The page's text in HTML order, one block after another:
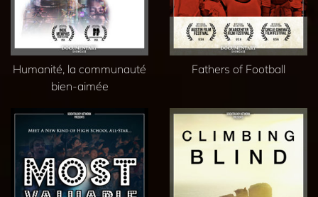
Humanité, la communauté
bien-aimée
Fathers of Football